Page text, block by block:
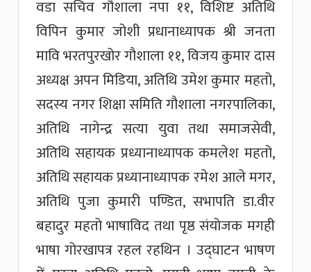
वडा सचिव गौशाला नपा ११, विशिष्ट अतिथि
विपिन कुमार जोशी प्रधानाध्यापक श्री जनता
मावि भरतपुरखोर गौशाला ११, विजय कुमार दास
अध्यक्ष अपन मिडिया, अतिथि उमेश कुमार महतो,
सदस्य नगर शिक्षा समिति गौशाला नगरपालिका,
अतिथि नागेन्द्र सत्या युवा तथा समाजसेवी,
अतिथि सहायक प्रध्यानाध्यापक कमलेश महतो,
अतिथि सहायक प्रध्यानाध्यापक रमेश आले मगर,
अतिथि पुजा कुमारी पण्डित, सभापति डा.वीर
बहादुर महतो भाषाविद तथा पृष्ठ संयोजक मगही
भाषा गोरखापत्र रहल रहथिन । उद्घाटन भाषण